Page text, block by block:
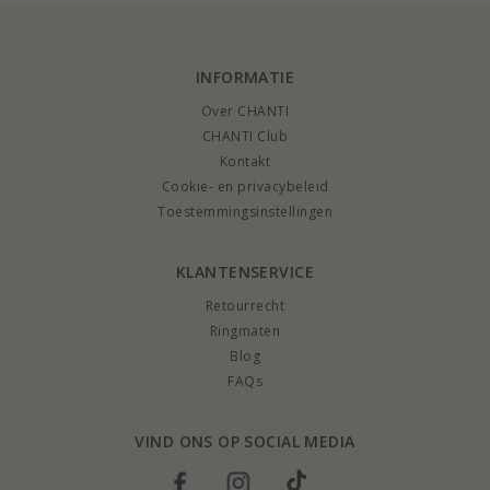
INFORMATIE
Over CHANTI
CHANTI Club
Kontakt
Cookie- en privacybeleid
Toestemmingsinstellingen
KLANTENSERVICE
Retourrecht
Ringmaten
Blog
FAQs
VIND ONS OP SOCIAL MEDIA